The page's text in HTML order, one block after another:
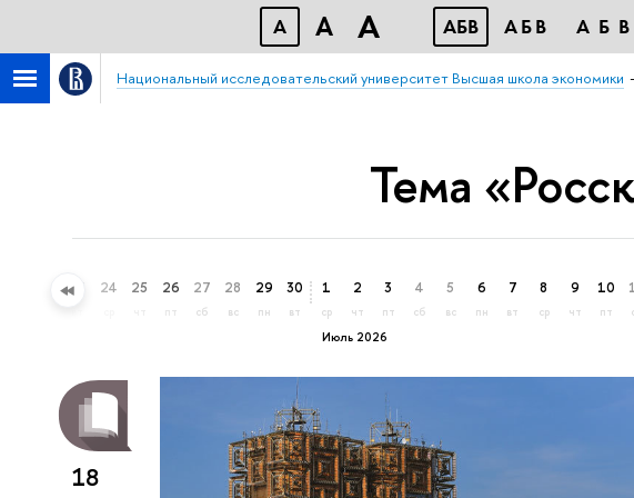
A A A АБВ АБВ АБВ
Национальный исследовательский университет Высшая школа экономики
Тема
23 24 25 26
пт
27
сб
28
вс
29
пн
30
вт
Июль 2026
1
ср
2
чт
3
пт
4
сб
5
вс
6
пн
7
вт
8
ср
9
чт
10
пт
18